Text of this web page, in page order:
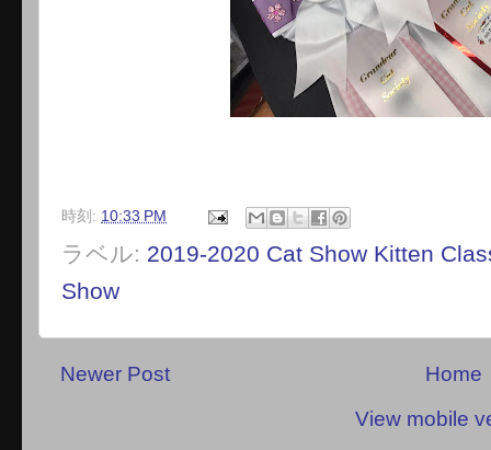
時刻: 10:33 PM
ラベル: 2019-2020 Cat Show Kitten
Show
Newer Post
Home
View mobile